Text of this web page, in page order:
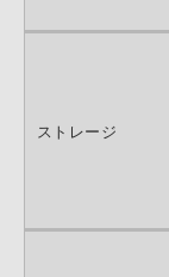
ストレージ